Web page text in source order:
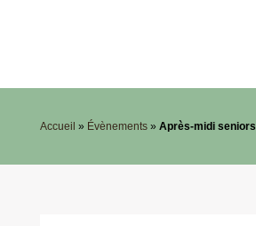
Accueil » Évènements» Après-midi seniors